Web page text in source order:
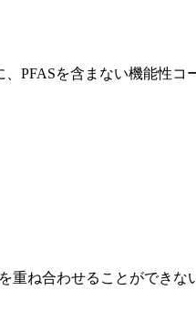
PFASを含まない機能性コ
重ね合わせることができな